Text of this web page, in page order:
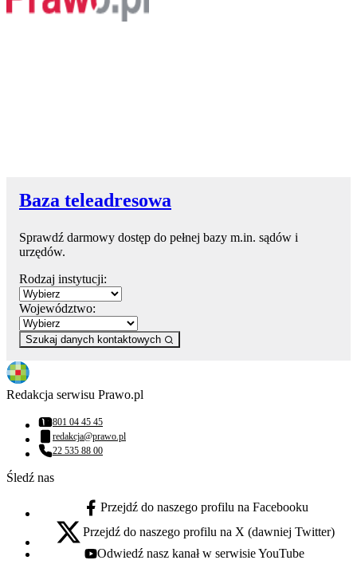
Baza teleadresowa
Sprawdź darmowy dostęp do pełnej bazy m.in. sądów i
urzędów.
Rodzaj instytucji:
Województwo:
Szukaj danych kontaktowych
Redakcja serwisu Prawo.pl
Numer telefonu:
801 04 45 45
Adres email:
redakcja@prawo.pl
Numer telefonu:
22 535 88 00
Śledź nas
facebook - otwiera się w nowej karcie
Przejdź do naszego profilu na Facebooku
x - otwiera się w nowej karcie
Przejdź do naszego profilu na X (dawniej Twitter)
youtube - otwiera się w nowej karcie
Odwiedź nasz kanał w serwisie YouTube